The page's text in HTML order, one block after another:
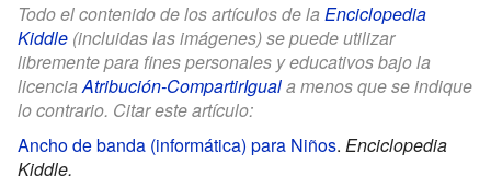
Todo el contenido de los artículos de la Enciclopedia
Kiddle (incluidas las imágenes) se puede utilizar
libremente para fines personales y educativos bajo la
licenciaAtribución-CompartirIguala menos que se indique
lo contrario. Citar este artículo:
Ancho de banda (informática) para Niños. Enciclopedia
Kiddle.